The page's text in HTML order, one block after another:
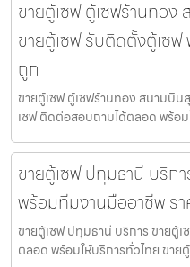
ขายตู้เซฟ ตู้เซฟร้านทอ
ขายตู้เซฟ รับติดตั้งตู้เซ
ถูก
ขายตู้เซฟ ตู้เซฟร้านทอง สนามบิ
เซฟ ติดต่อสอบถามได้ตลอด พร้อม
ขายตู้เซฟ ปทุมธานี บริก
พร้อมทีมงานมืออาชีพ ร
ขายตู้เซฟ ปทุมธานี บริการ ขายตู้
ตลอด พร้อมให้บริการทั่วไทย ขาย